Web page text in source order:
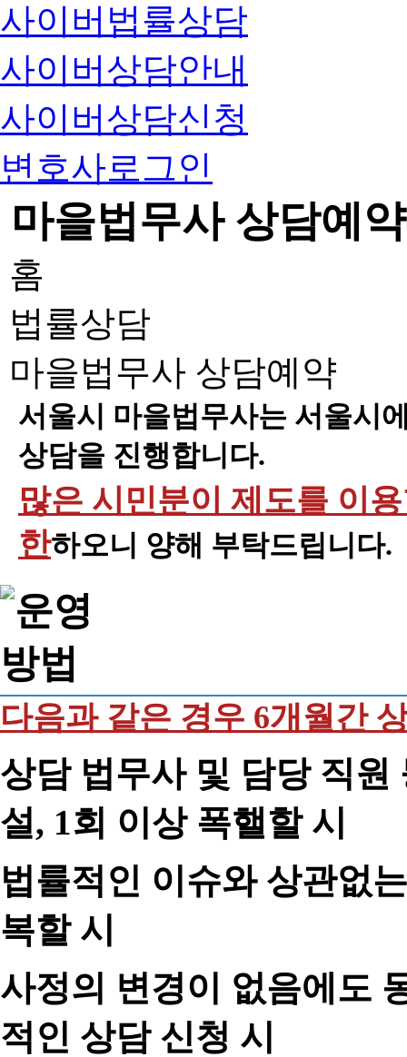
사이버법률상담
사이버상담안내
사이버상담신청
변호사로그인
마을법무사 상담예약
홈
법률상담
마을법무사 상담예약
서울시 마을법무사는 서울시
상담을 진행합니다.
많은 시민분이 제도를 이
한하오니 양해 부탁드립니다.
다음과 같은 경우 6개월간
상담 법무사 및 담당 직원
설, 1회 이상 폭핼할 시
법률적인 이슈와 상관없
복할 시
사정의 변경이 없음에도
적인 상담 신청 시